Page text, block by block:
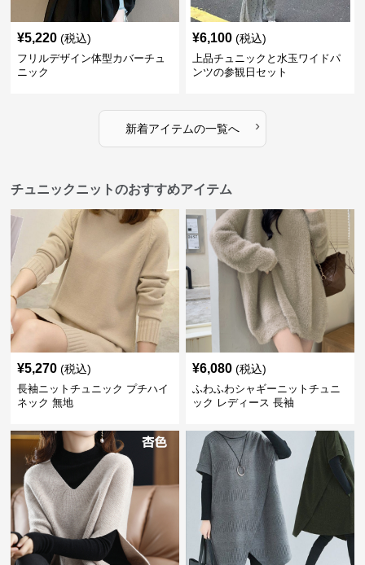
¥5,220 (税込)
フリルデザイン体型カバーチュ
ニック
¥6,100 (税込)
上品チュニックと水玉ワイドパ
ンツの参観日セット
新着アイテムの一覧へ ›
チュニックニットのおすすめアイテム
¥5,270 (税込)
長袖ニットチュニック プチハイ
ネック 無地
¥6,080 (税込)
ふわふわシャギーニットチュニ
ック レディース 長袖